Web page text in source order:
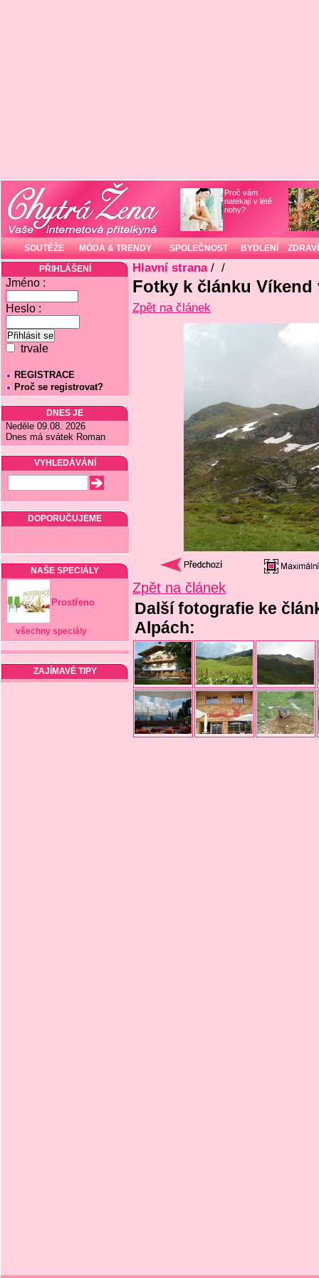
Proč vám
natékají v létě
nohy?
SOUTĚŽE MÓDA & TRENDY SPOLEČNOST BYDLENÍ ZDRAVÍ
PŘIHLÁŠENÍ
Jméno :
Heslo :
trvale
REGISTRACE
Proč se registrovat?
DNES JE
Neděle 09.08. 2026
Dnes má svátek Roman
VYHLEDÁVÁNÍ
DOPORUČUJEME
NAŠE SPECIÁLY
Prostřeno
všechny speciály
ZAJÍMAVÉ TIPY
Hlavní strana/ /
Fotky k článku
Zpět na článek
Zpět na článek
Další fotografie ke
Alpách: